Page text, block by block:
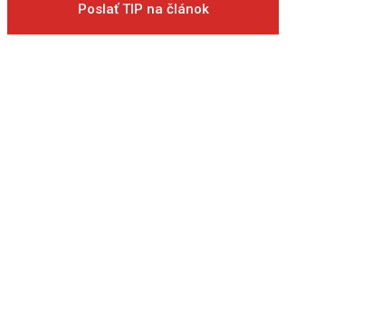
Poslať TIP na článok